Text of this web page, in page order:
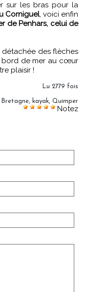
sur les bras pour la
Corniguel, voici enfin
de Penhars, celui de
détachée des flèches
bord de mer au cœur
plaisir !
Lu 2779 fois
Bretagne, kayak, Quimper
Notez